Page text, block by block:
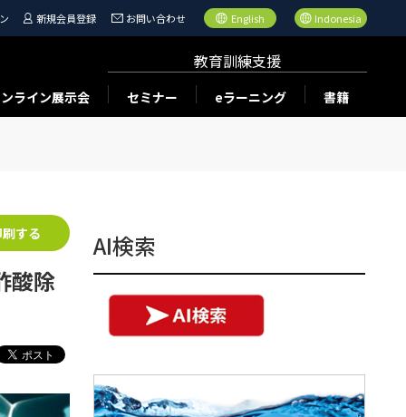
新規会員登録 お問い合わせ English Indonesia
ライン展示会
教育訓練支援
セミナー eラーニング 書籍
酸除
する AI検索